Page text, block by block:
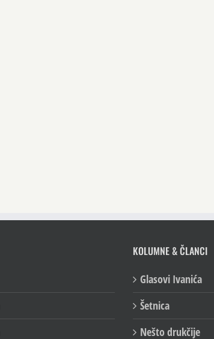
KOLUMNE & ČLANCI
Glasovi Ivanića
Šetnica
Nešto drukčije